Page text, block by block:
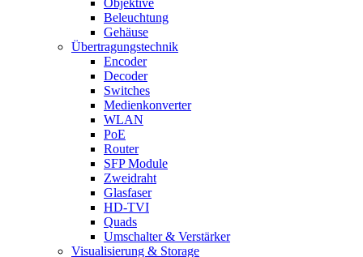
Objektive
Beleuchtung
Gehäuse
Übertragungstechnik
Encoder
Decoder
Switches
Medienkonverter
WLAN
PoE
Router
SFP Module
Zweidraht
Glasfaser
HD-TVI
Quads
Umschalter & Verstärker
Visualisierung & Storage